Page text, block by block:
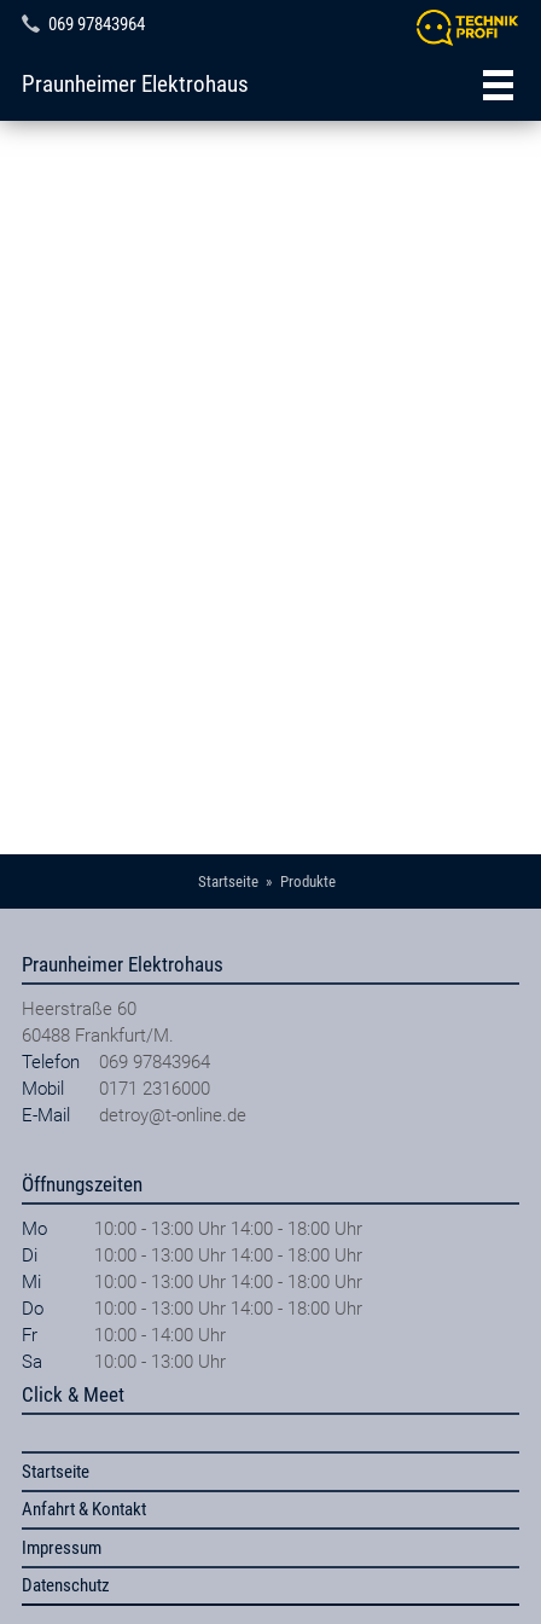
069 97843964
Praunheimer Elektrohaus
Startseite Produkte
Praunheimer Elektrohaus
Heerstraße 60
60488 Frankfurt/M.
Telefon
069 97843964
Mobil
0171 2316000
E-Mail
detroy@t-online.de
Öffnungszeiten
Mo
10:00 - 13:00 Uhr 14:00 - 18:00 Uhr
Di
10:00 - 13:00 Uhr 14:00 - 18:00 Uhr
Mi
10:00 - 13:00 Uhr 14:00 - 18:00 Uhr
Do
10:00 - 13:00 Uhr 14:00 - 18:00 Uhr
Fr
10:00 - 14:00 Uhr
Sa
10:00 - 13:00 Uhr
Click & Meet
Startseite
Anfahrt & Kontakt
Impressum
Datenschutz